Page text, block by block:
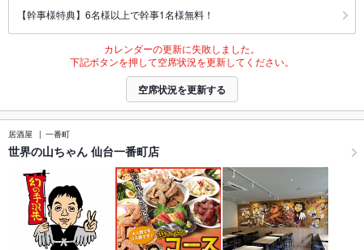
【幹事様特典】6名様以上で幹事1名様無料！
カレンダーの更新に失敗しました。
下記ボタンを押して空席状況を更新してください。
空席状況を更新する
居酒屋 一番町
世界の山ちゃん 仙台一番町店